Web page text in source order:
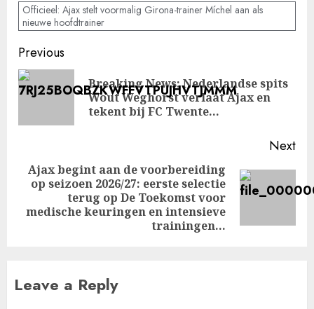
Officieel: Ajax stelt voormalig Girona-trainer Míchel aan als
nieuwe hoofdtrainer
Post
navigation
Previous
Breaking News: Nederlandse spits
Wout Weghorst verlaat Ajax en
tekent bij FC Twente…
Next
Next
post:
Ajax begint aan de voorbereiding
op seizoen 2026/27: eerste selectie
terug op De Toekomst voor
medische keuringen en intensieve
trainingen…
Leave a Reply